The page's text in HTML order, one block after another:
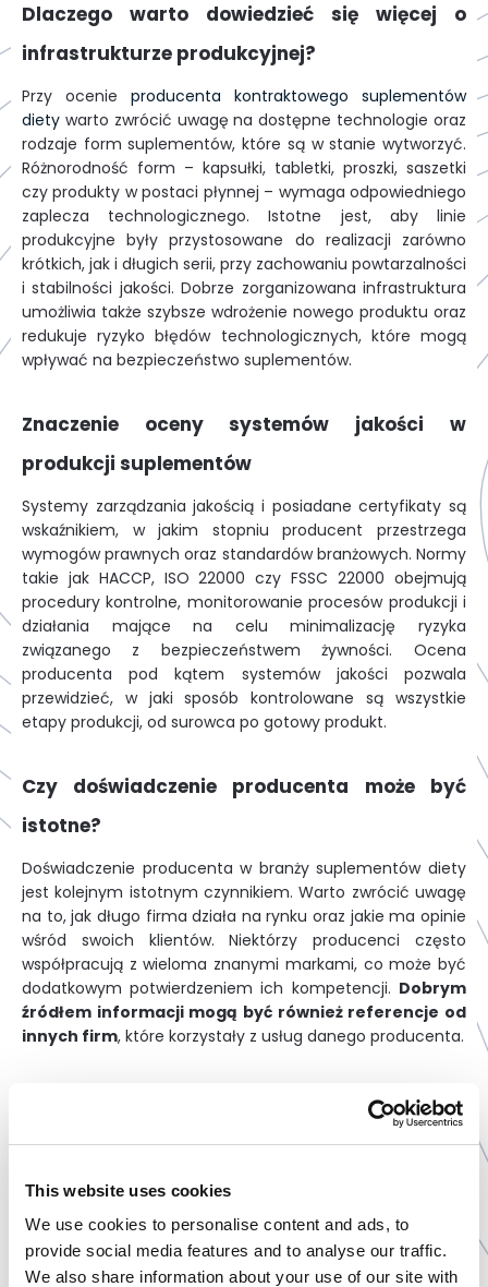
This website uses cookies
We use cookies to personalise content and ads, to
provide social media features and to analyse our traffic.
We also share information about your use of our site with
Dlaczego warto dowiedzieć się więcej o
infrastrukturze produkcyjnej?
Przy ocenie producenta kontraktowego suplementów
diety warto zwrócić uwagę na dostępne technologie oraz
rodzaje form suplementów, które są w stanie wytworzyć.
Różnorodność form – kapsułki, tabletki, proszki, saszetki
czy produkty w postaci płynnej – wymaga odpowiedniego
zaplecza technologicznego. Istotne jest, aby linie
produkcyjne były przystosowane do realizacji zarówno
krótkich, jak i długich serii, przy zachowaniu powtarzalności
i stabilności jakości. Dobrze zorganizowana infrastruktura
umożliwia także szybsze wdrożenie nowego produktu oraz
redukuje ryzyko błędów technologicznych, które mogą
wpływać na bezpieczeństwo suplementów.
Znaczenie oceny systemów jakości w
produkcji suplementów
Systemy zarządzania jakością i posiadane certyfikaty są
wskaźnikiem, w jakim stopniu producent przestrzega
wymogów prawnych oraz standardów branżowych. Normy
takie jak HACCP, ISO 22000 czy FSSC 22000 obejmują
procedury kontrolne, monitorowanie procesów produkcji i
działania mające na celu minimalizację ryzyka
związanego z bezpieczeństwem żywności. Ocena
producenta pod kątem systemów jakości pozwala
przewidzieć, w jaki sposób kontrolowane są wszystkie
etapy produkcji, od surowca po gotowy produkt.
Czy doświadczenie producenta może być
istotne?
Doświadczenie producenta w branży suplementów diety
jest kolejnym istotnym czynnikiem. Warto zwrócić uwagę
na to, jak długo firma działa na rynku oraz jakie ma opinie
wśród swoich klientów. Niektórzy producenci często
współpracują z wieloma znanymi markami, co może być
dodatkowym potwierdzeniem ich kompetencji. Dobrym
źródłem informacji mogą być również referencje od
innych firm, które korzystały z usług danego producenta.
Jak ważna jest weryfikacja warunków
finansowych współpracy?
Koszty produkcji są kolejnym z kluczowych czynników
producenta kontraktowego warto dokładnie
przeanalizować warunki finansowe współpracy, takie jak
ceny jednostkowe, minimalne zamówienia oraz warunki